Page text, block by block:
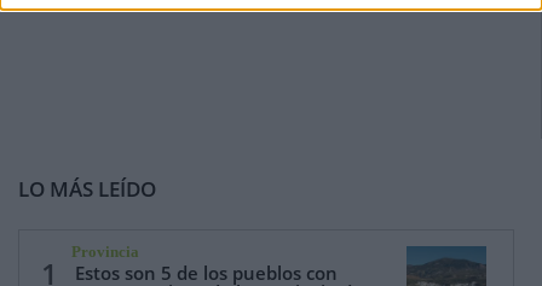
LO MÁS LEÍDO
1
Provincia
Estos son 5 de los pueblos con